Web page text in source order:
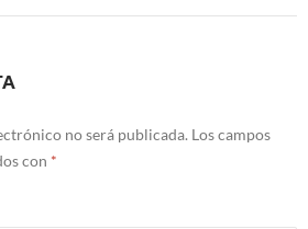
no será publicada. Los campos
con *